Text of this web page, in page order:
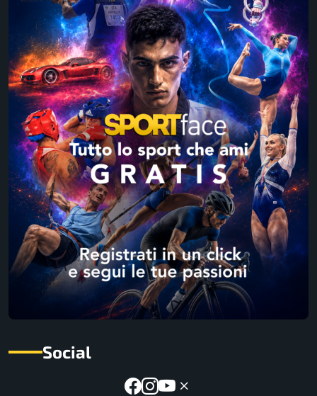
Social